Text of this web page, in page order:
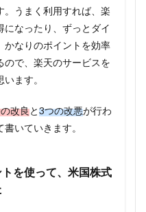
。うまく利用すれば、楽
になったり、ずっとダイ
かなりのポイントを効率
ので、楽天のサービスを
ます。
改良と3つの改悪が行わ
いていきます。
を使って、米国株式